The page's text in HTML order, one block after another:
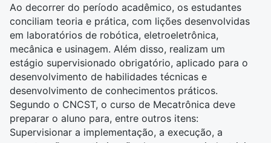
Ao decorrer do período acadêmico, os estudantes
conciliam teoria e prática, com lições desenvolvidas
em laboratórios de robótica, eletroeletrônica,
mecânica e usinagem. Além disso, realizam um
estágio supervisionado obrigatório, aplicado para o
desenvolvimento de habilidades técnicas e
desenvolvimento de conhecimentos práticos.
Segundo o CNCST, o curso de Mecatrônica deve
preparar o aluno para, entre outros itens:
Supervisionar a implementação, a execução, a